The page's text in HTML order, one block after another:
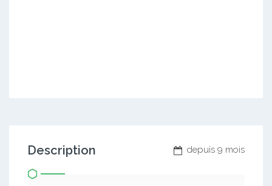
depuis 9 mois
Description